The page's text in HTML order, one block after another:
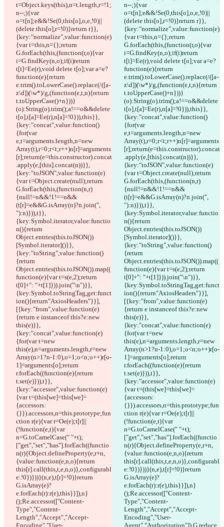
t=Object.keys(this),n=t.length,r=!1;
n--;){var
o=t[n];e&&!Se(0,this[o],o,e,!0)||
(delete this[o],r=!0)}return r}},
{key:"normalize",value:function(e)
{var t=this,n={};return
G.forEach(this,(function(r,o){var
i=G.findKey(n,o);if(i)return
t[i]=Ee(r),void delete t[o];var a=e?
function(e){return
e.trim().toLowerCase().replace(/([a-
z\d])(\w*)/g,(function(e,t,n){return
t.toUpperCase()+n}))}
(o):String(o).trim();a!==o&&delete
t[o],t[a]=Ee(r),n[a]=!0})),this}},
{key:"concat",value:function()
{for(var
e,t=arguments.length,n=new
Array(t),r=0;r<t;r++)n[r]=arguments
[r];return(e=this.constructor).concat
.apply(e,[this].concat(n))}},
{key:"toJSON",value:function(e)
{var t=Object.create(null);return
G.forEach(this,(function(n,r)
{null!=n&&!1!==n&&
(t[r]=e&&G.isArray(n)?n.join(",
"):n)})),t}},
{key:Symbol.iterator,value:functio
n(){return
Object.entries(this.toJSON())
[Symbol.iterator]()}},
{key:"toString",value:function()
{return
Object.entries(this.toJSON()).map((
function(e){var t=s(e,2);return
t[0]+": "+t[1]})).join("\n")}},
{key:Symbol.toStringTag,get:funct
ion(){return"AxiosHeaders"}}],
[{key:"from",value:function(e)
{return e instanceof this?e:new
this(e)}},
{key:"concat",value:function(e)
{for(var t=new
this(e),n=arguments.length,r=new
Array(n>1?n-1:0),o=1;o<n;o++)r[o-
1]=arguments[o];return
r.forEach((function(e){return
t.set(e)})),t}},
{key:"accessor",value:function(e)
{var t=(this[we]=this[we]=
{accessors:
{}}).accessors,n=this.prototype;fun
ction r(e){var r=Oe(e);t[r]||
(!function(e,t){var
n=G.toCamelCase(" "+t);
["get","set","has"].forEach((functio
n(r){Object.defineProperty(e,r+n,
{value:function(e,n,o){return
this[r].call(this,t,e,n,o)},configurabl
e:!0})}))}(n,e),t[r]=!0)}return
G.isArray(e)?
e.forEach(r):r(e),this}}]),n}
();Re.accessor(["Content-
Type","Content-
Length","Accept","Accept-
Encoding","User-
n--;){var
o=t[n];e&&!Se(0,this[o],o,e,!0)||
(delete this[o],r=!0)}return r}},
{key:"normalize",value:function(e)
{var t=this,n={};return
G.forEach(this,(function(r,o){var
i=G.findKey(n,o);if(i)return
t[i]=Ee(r),void delete t[o];var a=e?
function(e){return
e.trim().toLowerCase().replace(/([a-
z\d])(\w*)/g,(function(e,t,n){return
t.toUpperCase()+n}))}
(o):String(o).trim();a!==o&&delete
t[o],t[a]=Ee(r),n[a]=!0})),this}},
{key:"concat",value:function()
{for(var
e,t=arguments.length,n=new
Array(t),r=0;r<t;r++)n[r]=arguments
[r];return(e=this.constructor).concat
.apply(e,[this].concat(n))}},
{key:"toJSON",value:function(e)
{var t=Object.create(null);return
G.forEach(this,(function(n,r)
{null!=n&&!1!==n&&
(t[r]=e&&G.isArray(n)?n.join(",
"):n)})),t}},
{key:Symbol.iterator,value:functio
n(){return
Object.entries(this.toJSON())
[Symbol.iterator]()}},
{key:"toString",value:function()
{return
Object.entries(this.toJSON()).map((
function(e){var t=s(e,2);return
t[0]+": "+t[1]})).join("\n")}},
{key:Symbol.toStringTag,get:funct
ion(){return"AxiosHeaders"}}],
[{key:"from",value:function(e)
{return e instanceof this?e:new
this(e)}},
{key:"concat",value:function(e)
{for(var t=new
this(e),n=arguments.length,r=new
Array(n>1?n-1:0),o=1;o<n;o++)r[o-
1]=arguments[o];return
r.forEach((function(e){return
t.set(e)})),t}},
{key:"accessor",value:function(e)
{var t=(this[we]=this[we]=
{accessors:
{}}).accessors,n=this.prototype;fun
ction r(e){var r=Oe(e);t[r]||
(!function(e,t){var
n=G.toCamelCase(" "+t);
["get","set","has"].forEach((functio
n(r){Object.defineProperty(e,r+n,
{value:function(e,n,o){return
this[r].call(this,t,e,n,o)},configurabl
e:!0})}))}(n,e),t[r]=!0)}return
G.isArray(e)?
e.forEach(r):r(e),this}}]),n}
();Re.accessor(["Content-
Type","Content-
Length","Accept","Accept-
Encoding","User-
Agent","Authorization"]),G.reduce